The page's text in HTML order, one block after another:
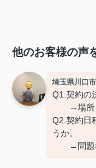
他のお客様の声
埼玉県川口
Q1.契約の
→場所
Q2.契約日
うか。
→問題